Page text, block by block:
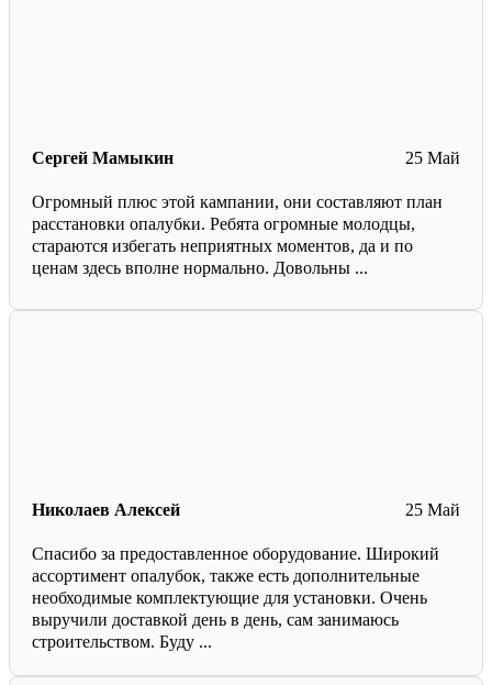
25 Май
Сергей Мамыкин
Огромный плюс этой кампании, они составляют план
расстановки опалубки. Ребята огромные молодцы,
стараются избегать неприятных моментов, да и по
ценам здесь вполне нормально. Довольны ...
25 Май
Николаев Алексей
Спасибо за предоставленное оборудование. Широкий
ассортимент опалубок, также есть дополнительные
необходимые комплектующие для установки. Очень
выручили доставкой день в день, сам занимаюсь
строительством. Буду ...